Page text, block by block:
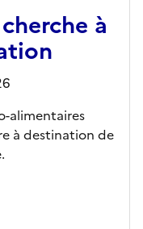
à
alimentaires
à destination de